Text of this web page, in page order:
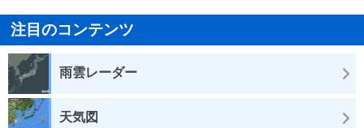
注目のコンテンツ
雨雲レーダー
天気図